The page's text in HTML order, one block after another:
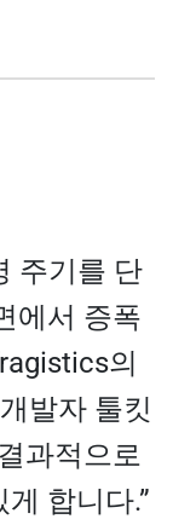
주기를 단
에서 증폭
의
발자 툴킷
과적으로
합니다.”